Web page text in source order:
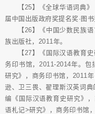
【25】《全球华语词典
届中国出版政府奖提名奖·图书
【26】《中国少数民族
族出版社，2011年。
【27】《国际汉语教育
务印书馆，2011-2014年。
研究》，商务印书馆，2011
逊、卫三畏、翟理斯汉英词
编《国际汉语教育史研究》
语札记>研究》，商务印书馆，